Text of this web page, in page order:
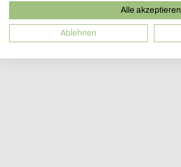
Alle akzeptieren
Ablehnen